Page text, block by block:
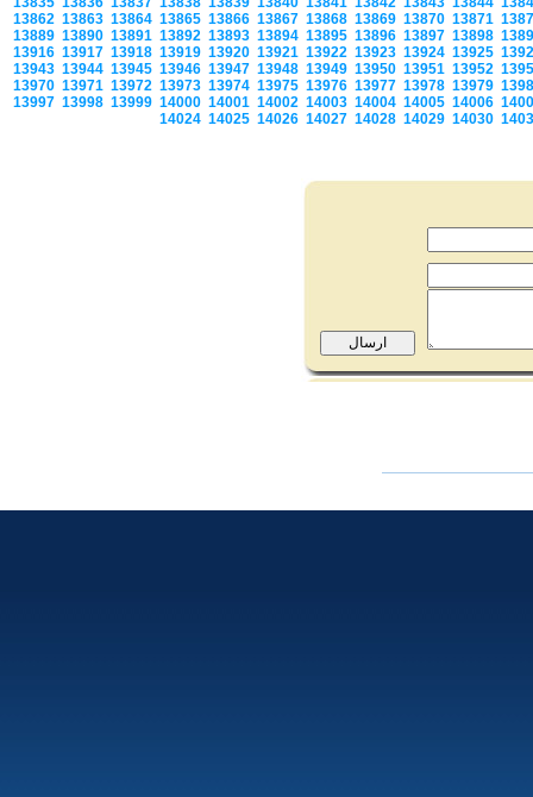
13862 13863 13864 13865 13866 13867 13868 13869 13870 13871
13889 13890 13891 13892 13893 13894 13895 13896 13897 13898
13916 13917 13918 13919 13920 13921 13922 13923 13924 13925
13943 13944 13945 13946 13947 13948 13949 13950 13951 13952
13970 13971 13972 13973 13974 13975 13976 13977 13978 13979
13997 13998 13999 14000 14001 14002 14003 14004 14005 14006
14024 14025 14026 14027 14028 14029 14030